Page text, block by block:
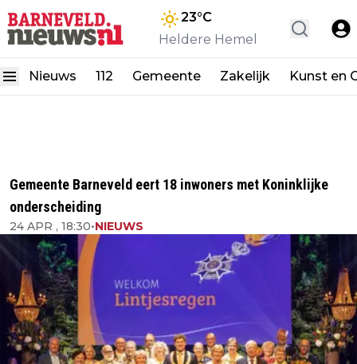
23°C
Heldere Hemel
Nieuws 112 Gemeente Zakelijk Kunst en
Gemeente Barneveld eert 18 inwoners met Koninklijke
onderscheiding
24 APR , 18:30•NIEUWS